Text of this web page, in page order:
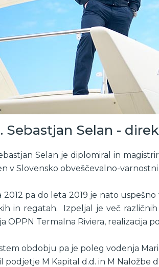
Sebastjan Selan -
Selan je diplomiral in
v Slovensko obveščevalno-
2012 pa do leta 2019 je nato
in regatah. Izpeljal je več
OPPN Termalna Riviera, realizacija
obdobju pa je poleg vodenja
podjetje M Kapital d.d. in M Naložbe